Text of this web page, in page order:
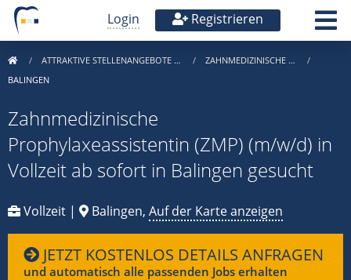
Login Registrieren
ATTRAKTIVE STELLENANGEBOTE …
ZAHNMEDIZINISCHE …
BALINGEN
Zahnmedizinische
Prophylaxeassistentin (ZMP) (m/w/d) in
Vollzeit ab sofort in Balingen gesucht
Vollzeit | Balingen, Auf der Karte anzeigen
JETZT KOSTENLOS DETAILS ANFRAGEN
und automatisch alle passenden Jobs erhalten